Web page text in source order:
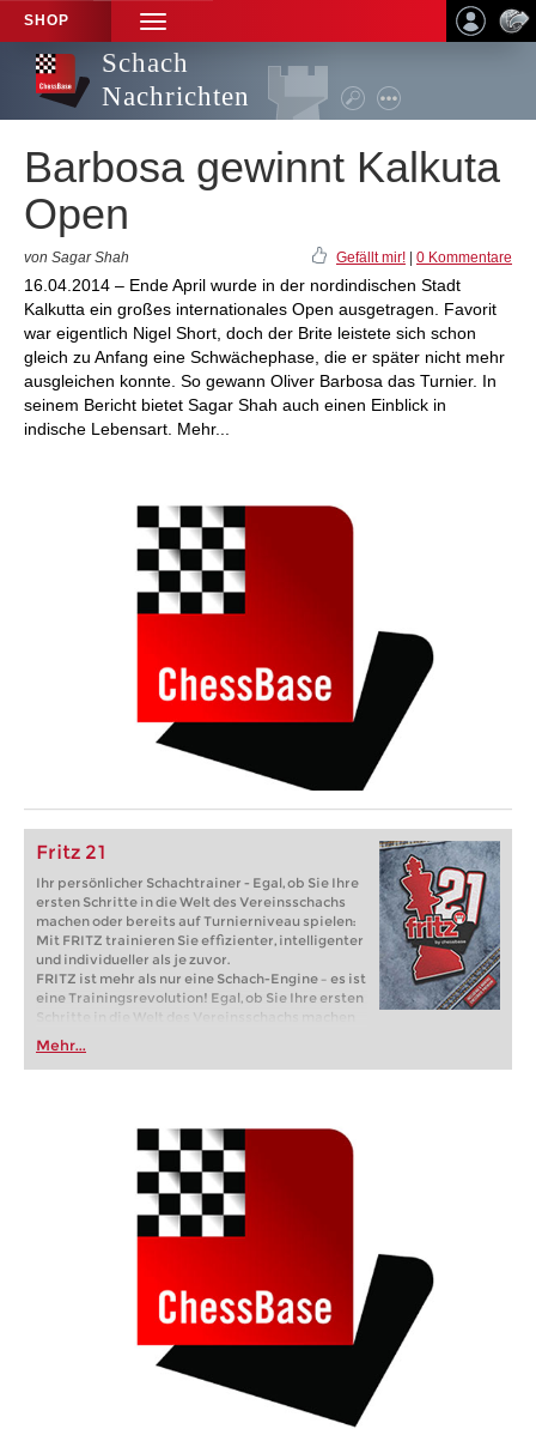
SHOP
TOGGLE
NAVIGATION
Schach
Nachrichten
Barbosa gewinnt Kalkuta
Open
von Sagar Shah Gefällt mir! 0 Kommentare
16.04.2014 – Ende April wurde in der nordindischen Stadt
Kalkutta ein großes internationales Open ausgetragen. Favorit
war eigentlich Nigel Short, doch der Brite leistete sich schon
gleich zu Anfang eine Schwächephase, die er später nicht mehr
ausgleichen konnte. So gewann Oliver Barbosa das Turnier. In
seinem Bericht bietet Sagar Shah auch einen Einblick in
indische Lebensart. Mehr...
Fritz 21
Ihr persönlicher Schachtrainer - Egal, ob Sie Ihre
ersten Schritte in die Welt des Vereinsschachs
machen oder bereits auf Turnierniveau spielen:
Mit FRITZ trainieren Sie effizienter, intelligenter
und individueller als je zuvor.
FRITZ ist mehr als nur eine Schach-Engine – es ist
eine Trainingsrevolution! Egal, ob Sie Ihre ersten
Schritte in die Welt des Vereinsschachs machen
oder bereits auf Turnierniveau spielen: Mit
FRITZ trainieren Sie effizienter, intelligenter und
individueller als je zuvor.
Mehr...